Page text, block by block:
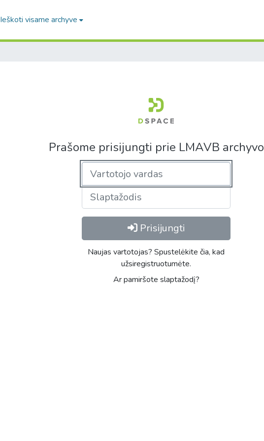
Ieškoti visame archyve
Prašome prisijungti prie LMAVB archyvo
Prisijungti
Naujas vartotojas? Spustelėkite čia, kad
užsiregistruotumėte.
Ar pamiršote slaptažodį?